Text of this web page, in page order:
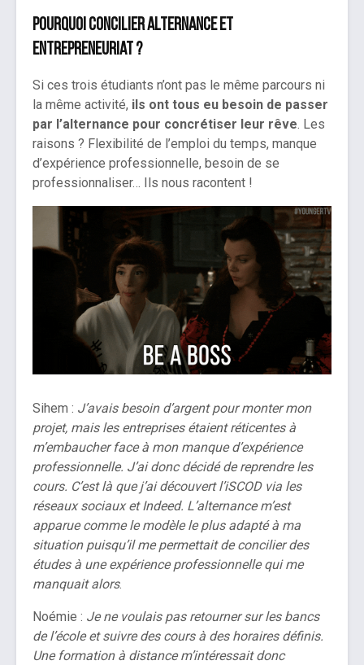
Pourquoi concilier alternance et
entrepreneuriat ?
Si ces trois étudiants n’ont pas le même parcours ni
la même activité, ils ont tous eu besoin de passer
par l’alternance pour concrétiser leur rêve. Les
raisons ? Flexibilité de l’emploi du temps, manque
d’expérience professionnelle, besoin de se
professionnaliser… Ils nous racontent !
Sihem : J’avais besoin d’argent pour monter mon
projet, mais les entreprises étaient réticentes à
m’embaucher face à mon manque d’expérience
professionnelle. J’ai donc décidé de reprendre les
cours. C’est là que j’ai découvert l’iSCOD via les
réseaux sociaux et Indeed. L’alternance m’est
apparue comme le modèle le plus adapté à ma
situation puisqu’il me permettait de concilier des
études à une expérience professionnelle qui me
manquait alors.
Noémie : Je ne voulais pas retourner sur les bancs
de l’école et suivre des cours à des horaires définis.
Une formation à distance m’intéressait donc